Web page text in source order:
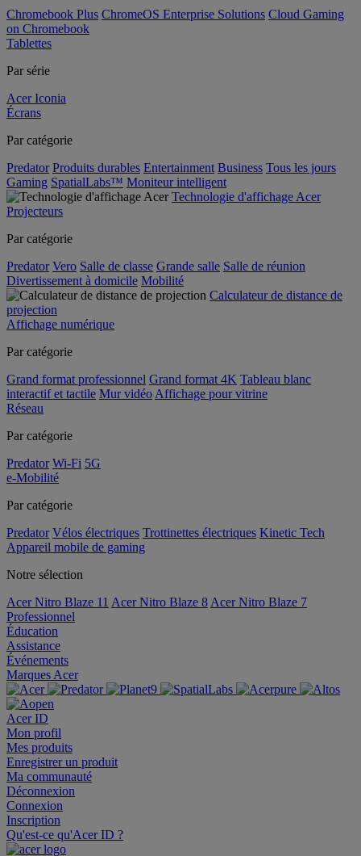
Chromebook Plus ChromeOS Enterprise Solutions Cloud Gaming
on Chromebook
Tablettes
Par série
Acer Iconia
Écrans
Par catégorie
Predator Produits durables Entertainment Business Tous les jours
Gaming SpatialLabs™ Moniteur intelligent
Technologie d'affichage Acer
Projecteurs
Par catégorie
Predator Vero Salle de classe Grande salle Salle de réunion
Divertissement à domicile Mobilité
Calculateur de distance de
projection
Affichage numérique
Par catégorie
Grand format professionnel Grand format 4K Tableau blanc
interactif et tactile Mur vidéo Affichage pour vitrine
Réseau
Par catégorie
Predator Wi-Fi 5G
e-Mobilité
Par catégorie
Predator Vélos électriques Trottinettes électriques Kinetic Tech
Appareil mobile de gaming
Notre sélection
Acer Nitro Blaze 11 Acer Nitro Blaze 8 Acer Nitro Blaze 7
Professionnel
Éducation
Assistance
Événements
Marques Acer
Acer ID
Mon profil
Mes produits
Enregistrer un produit
Ma communauté
Déconnexion
Connexion
Inscription
Qu'est-ce qu'Acer ID ?